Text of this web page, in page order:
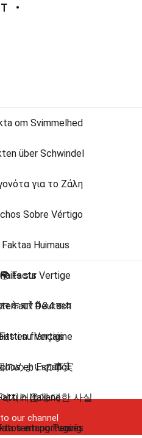
our channel
om Svimmelhed
über Schwindel
για το Ζάλη
Sobre Vértigo
Huimaus
sur Vertige
के बारे में 34 तथ्य
su Vertigine
めまいの事実
지러움에 대한 사실
tentang Pening
🌍 Facts
auf Deutsch
en français
en Español
in Italiano
em português